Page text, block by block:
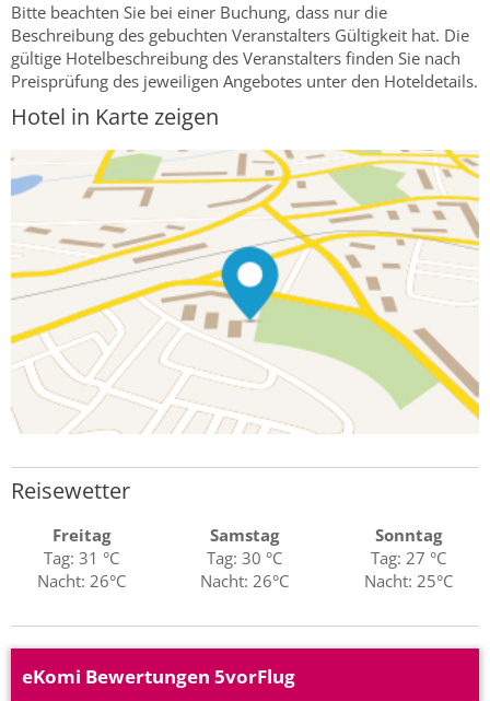
Bitte beachten Sie bei einer Buchung, dass nur die
Beschreibung des gebuchten Veranstalters Gültigkeit hat. Die
gültige Hotelbeschreibung des Veranstalters finden Sie nach
Preisprüfung des jeweiligen Angebotes unter den Hoteldetails.
Hotel in Karte zeigen
Reisewetter
Freitag
Tag: 31 °C
Nacht: 26°C
Samstag
Tag: 30 °C
Nacht: 26°C
Sonntag
Tag: 27 °C
Nacht: 25°C
eKomi Bewertungen 5vorFlug